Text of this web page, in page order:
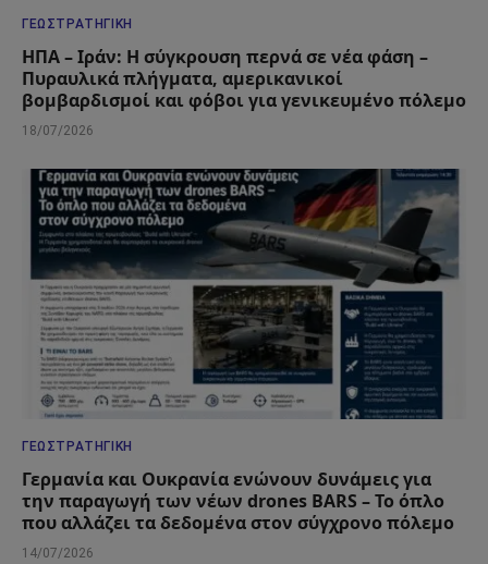
ΓΕΩΣΤΡΑΤΗΓΙΚΉ
ΗΠΑ – Ιράν: Η σύγκρουση περνά σε νέα φάση –
Πυραυλικά πλήγματα, αμερικανικοί
βομβαρδισμοί και φόβοι για γενικευμένο πόλεμο
18/07/2026
ΓΕΩΣΤΡΑΤΗΓΙΚΉ
Γερμανία και Ουκρανία ενώνουν δυνάμεις για
την παραγωγή των νέων drones BARS – Το όπλο
που αλλάζει τα δεδομένα στον σύγχρονο πόλεμο
14/07/2026